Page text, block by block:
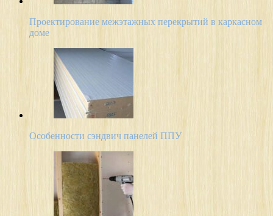
Проектирование межэтажных перекрытий в каркасном
доме
Особенности сэндвич панелей ППУ